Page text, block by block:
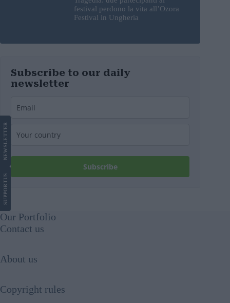
festival perdono la vita all’Ozora
Festival in Ungheria
Subscribe to our daily
newsletter
Subscribe
SUPPORT
US
NEWS
LETTER
Our Portfolio
Contact us
About us
Copyright rules